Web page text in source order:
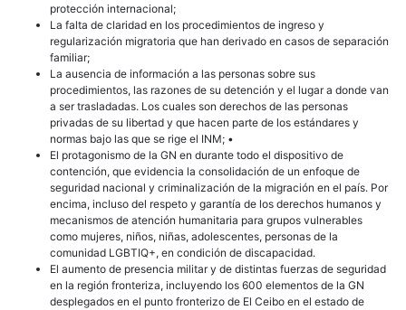
protección internacional;
La falta de claridad en los procedimientos de ingreso y
regularización migratoria que han derivado en casos de separación
familiar;
La ausencia de información a las personas sobre sus
procedimientos, las razones de su detención y el lugar a donde van
a ser trasladadas. Los cuales son derechos de las personas
privadas de su libertad y que hacen parte de los estándares y
normas bajo las que se rige el INM; •
El protagonismo de la GN en durante todo el dispositivo de
contención, que evidencia la consolidación de un enfoque de
seguridad nacional y criminalización de la migración en el país. Por
encima, incluso del respeto y garantía de los derechos humanos y
mecanismos de atención humanitaria para grupos vulnerables
como mujeres, niños, niñas, adolescentes, personas de la
comunidad LGBTIQ+, en condición de discapacidad.
El aumento de presencia militar y de distintas fuerzas de seguridad
en la región fronteriza, incluyendo los 600 elementos de la GN
desplegados en el punto fronterizo de El Ceibo en el estado de